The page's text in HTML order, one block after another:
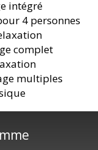
intégré
4 personnes
complet
multiples